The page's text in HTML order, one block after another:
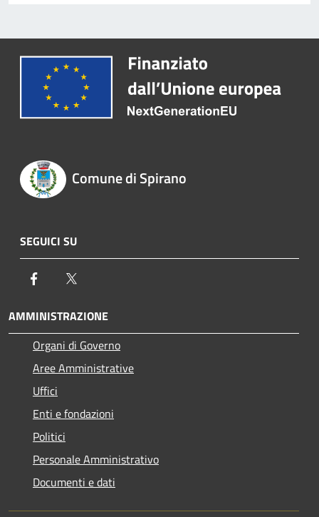
Comune di Spirano
SEGUICI SU
Facebook
AMMINISTRAZIONE
Organi di Governo
Aree Amministrative
Uffici
Enti e fondazioni
Politici
Personale Amministrativo
Documenti e dati